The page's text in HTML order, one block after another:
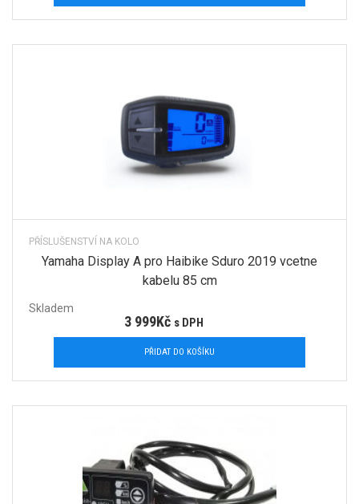
PŘÍSLUŠENSTVÍ NA KOLO
Yamaha Display A pro Haibike Sduro 2019 vcetne
kabelu 85 cm
3 999Kč s DPH
Skladem
PŘIDAT DO KOŠÍKU